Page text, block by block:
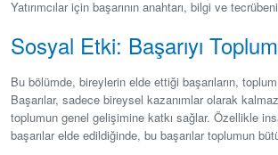
Yatırımcılar için başarının anahtarı, bilgi ve
Sosyal Etki: Başarıyı
Bu bölümde, bireylerin elde ettiği başarıların,
Başarılar, sadece bireysel kazanımlar olarak
toplumun genel gelişimine katkı sağlar. Özellikle
başarılar elde edildiğinde, bu başarılar toplumun